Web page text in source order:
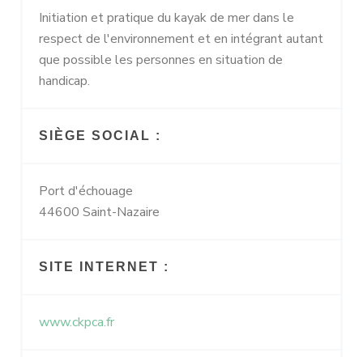
Initiation et pratique du kayak de mer dans le
respect de l'environnement et en intégrant autant
que possible les personnes en situation de
handicap.
SIÈGE SOCIAL :
Port d'échouage
44600 Saint-Nazaire
SITE INTERNET :
www.ckpca.fr